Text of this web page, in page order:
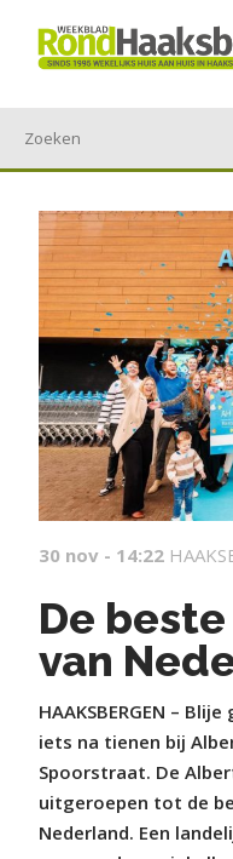
30 nov - 14:22
De
van
HAAKSBERGEN –
iets na tienen bij
Spoorstraat. De
uitgeroepen tot de
Nederland. Een